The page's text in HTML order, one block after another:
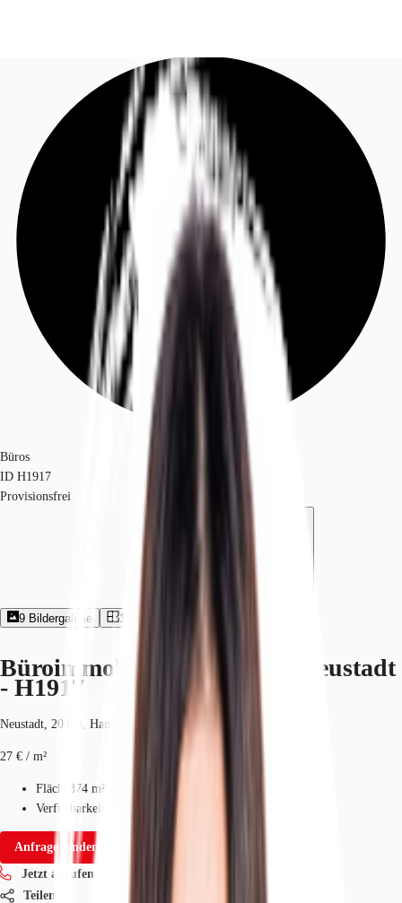
Investieren
Marktinformationen
Mehrwert
Coworking
Ihre Ansprechpartner
Favoriten
Jetzt anrufen Kontaktieren Sie uns
Büros
ID H1917
Provisionsfrei
9 Bildergalerie 1
Grundriss
Büroimmobilie - Hamburg, Neustadt
- H1917
Neustadt, 20459, Hamburg, Hamburg
27 € / m²
Fläche
374 m²
Verfügbarkeit
Anfrage senden
Jetzt anrufen
Teilen